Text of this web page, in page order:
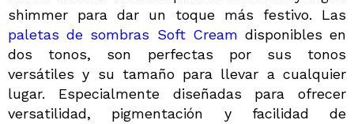
shimmer para dar un toque más festivo. Las
paletas de sombras Soft Cream disponibles en
dos tonos, son perfectas por sus tonos
versátiles y su tamaño para llevar a cualquier
lugar. Especialmente diseñadas para ofrecer
versatilidad, pigmentación y facilidad de